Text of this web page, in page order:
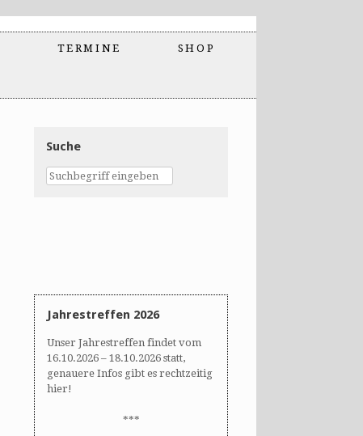
TERMINE SHOP
Suche
Jahrestreffen 2026
Unser Jahrestreffen findet vom
16.10.2026 – 18.10.2026 statt,
genauere Infos gibt es rechtzeitig
hier!
***